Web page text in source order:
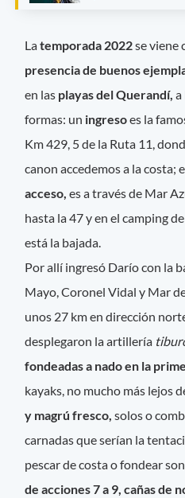
Latemporada 2022se viene
presencia de buenos
en las playas del Querandí, a
formas: un ingresoes la
Km 429, 5 de la Ruta 11,
canon accedemos a la costa;
acceso,es a través de Mar
hasta la 47 y en el camping
está la bajada.
Por allí ingresó Darío con la
Mayo, Coronel Vidal y Mar
unos 27 km en dirección
desplegaron la artillería
fondeadas a nado en la
kayaks, no mucho más lejos
y magrú fresco, solos o
carnadas que serían la
pescar de costa o fondear
de acciones 7 a 9, cañas de